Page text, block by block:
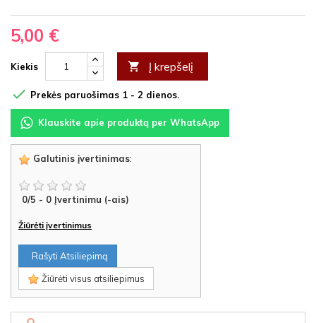
5,00 €
Kiekis  Į krepšelį
 Prekės paruošimas 1 - 2 dienos.
Klauskite apie produktą per WhatsApp
Galutinis įvertinimas:
0/5 - 0 Įvertinimu (-ais)
Žiūrėti įvertinimus
Rašyti Atsiliepimą
Žiūrėti visus atsiliepimus